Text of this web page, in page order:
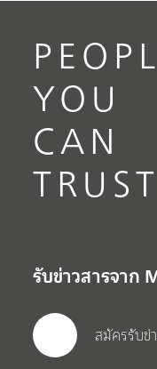
YOU
CAN
TRUST
รับข่าวสารจาก
สมัครรับข่